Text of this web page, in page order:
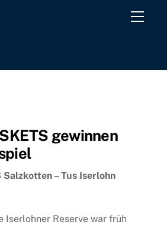
Menu
gewinnen
Salzkotten – Tus Iserlohn
Iserlohner Reserve war früh